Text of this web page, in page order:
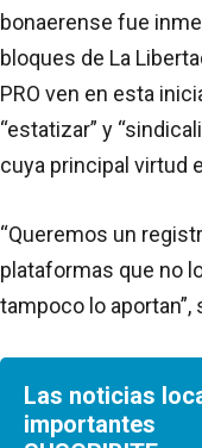
bonaerense fue
bloques de La
PRO ven en esta
“estatizar” y
cuya principal virtud
“Queremos un
plataformas que no
tampoco lo
Las noticias
importantes